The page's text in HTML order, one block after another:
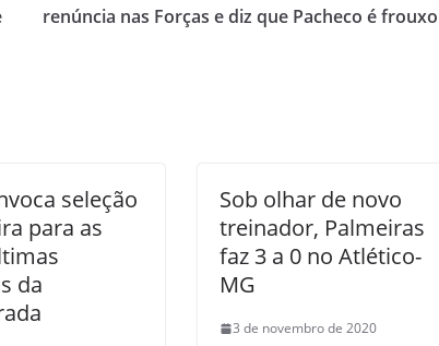
renúncia nas Forças e diz que Pacheco é frouxo
seleção
para as
da
Sob olhar de novo
treinador, Palmeiras
faz 3 a 0 no Atlético-
MG
3 de novembro de 2020